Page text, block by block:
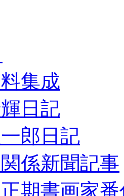
集成
日記
郎日記
係新聞記事
期書画家